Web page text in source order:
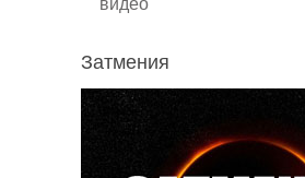
Затмения